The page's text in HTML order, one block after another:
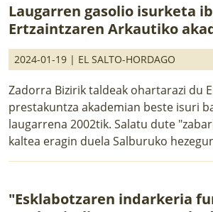
Laugarren gasolio isurketa
Ertzaintzaren Arkautiko
2024-01-19 | EL SALTO-HORDAGO
Zadorra Bizirik taldeak ohartarazi du
prestakuntza akademian beste isuri
laugarrena 2002tik. Salatu dute
kaltea eragin duela Salburuko
"Esklabotzaren indarkeria